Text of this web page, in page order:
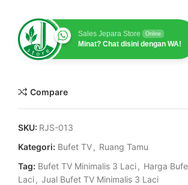
Sales Jepara Store Online
Minat? Chat disini dengan WA!
Compare
SKU: RJS-013
Kategori: Bufet TV, Ruang Tamu
Tag: Bufet TV Minimalis 3 Laci, Harga
Laci, Jual Bufet TV Minimalis 3 Laci